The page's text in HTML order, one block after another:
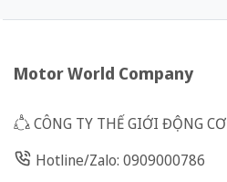
Motor World Company
CÔNG TY THẾ GIỚI ĐỘNG CƠ
Hotline/Zalo: 0909000786